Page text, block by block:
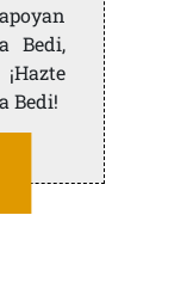
Bedi,
Bedi!